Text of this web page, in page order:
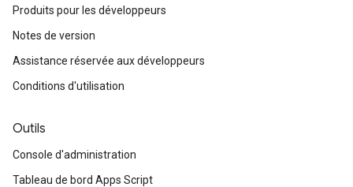
Produits pour les développeurs
Notes de version
Assistance réservée aux développeurs
Conditions d'utilisation
Outils
Console d'administration
Tableau de bord Apps Script